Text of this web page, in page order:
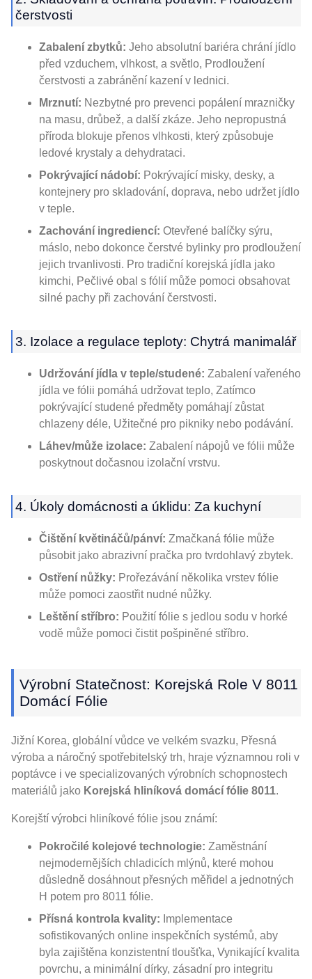
čerstvosti
Zabalení zbytků: Jeho absolutní bariéra chrání jídlo
před vzduchem, vlhkost, a světlo, Prodloužení
čerstvosti a zabránění kazení v lednici.
Mrznutí: Nezbytné pro prevenci popálení mrazničky
na masu, drůbež, a další zkáze. Jeho nepropustná
příroda blokuje přenos vlhkosti, který způsobuje
ledové krystaly a dehydrataci.
Pokrývající nádobí: Pokrývající misky, desky, a
kontejnery pro skladování, doprava, nebo udržet jídlo
v teple.
Zachování ingrediencí: Otevřené balíčky sýru,
máslo, nebo dokonce čerstvé bylinky pro prodloužení
jejich trvanlivosti. Pro tradiční korejská jídla jako
kimchi, Pečlivé obal s fólií může pomoci obsahovat
silné pachy při zachování čerstvosti.
3. Izolace a regulace teploty: Chytrá manimalář
Udržování jídla v teple/studené: Zabalení vařeného
jídla ve fólii pomáhá udržovat teplo, Zatímco
pokrývající studené předměty pomáhají zůstat
chlazeny déle, Užitečné pro pikniky nebo podávání.
Láhev/může izolace: Zabalení nápojů ve fólii může
poskytnout dočasnou izolační vrstvu.
4. Úkoly domácnosti a úklidu: Za kuchyní
Čištění květináčů/pánví: Zmačkaná fólie může
působit jako abrazivní pračka pro tvrdohlavý zbytek.
Ostření nůžky: Prořezávání několika vrstev fólie
může pomoci zaostřit nudné nůžky.
Leštění stříbro: Použití fólie s jedlou sodu v horké
vodě může pomoci čistit pošpiněné stříbro.
Výrobní Statečnost: Korejská Role V 8011
Domácí Fólie
Jižní Korea, globální vůdce ve velkém svazku, Přesná
výroba a náročný spotřebitelský trh, hraje významnou roli v
poptávce i ve specializovaných výrobních schopnostech
materiálů jako Korejská hliníková domácí fólie 8011.
Korejští výrobci hliníkové fólie jsou známí:
Pokročilé kolejové technologie: Zaměstnání
nejmodernějších chladicích mlýnů, které mohou
důsledně dosáhnout přesných měřidel a jednotných
H potem pro 8011 fólie.
Přísná kontrola kvality: Implementace
sofistikovaných online inspekčních systémů, aby
byla zajištěna konzistentní tloušťka, Vynikající kvalita
povrchu, a minimální dírky, zásadní pro integritu